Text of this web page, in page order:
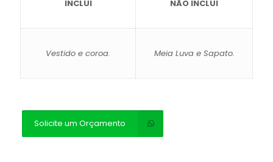
INCLUI NÃO INCLUI
Vestido e coroa. Meia Luva e Sapato.
Solicite um Orçamento